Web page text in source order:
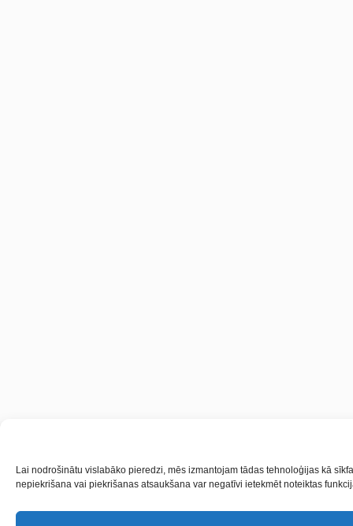
Lai nodrošinātu vislabāko pieredzi, mēs izmantojam tādas tehnoloģijas kā
nepiekrišana vai piekrišanas atsaukšana var negatīvi ietekmēt noteiktas